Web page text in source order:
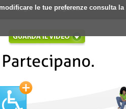
le tue preferenze consulta la
Login Registrati